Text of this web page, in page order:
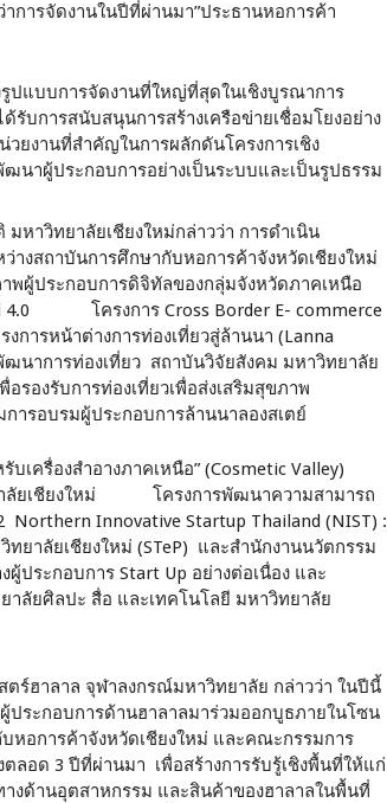
การจัดงานในปีที่ผ่านมา”ประธานหอการค้า
ปแบบการจัดงานที่ใหญ่ที่สุดในเชิงบูรณาการ
บการสนับสนุนการสร้างเครือข่ายเชื่อมโยงอย่าง
ยงานที่สำคัญในการผลักดันโครงการเชิง
นาผู้ประกอบการอย่างเป็นระบบและเป็นรูปธรรม
าวิทยาลัยเชียงใหม่กล่าวว่า การดำเนิน
างสถาบันการศึกษากับหอการค้าจังหวัดเชียงใหม่
พผู้ประกอบการดิจิทัลของกลุ่มจังหวัดภาคเหนือ
4.0 โครงการ Cross Border E- commerce
การหน้าต่างการท่องเที่ยวสู่ล้านนา (Lanna
นาการท่องเที่ยว สถาบันวิจัยสังคม มหาวิทยาลัย
รองรับการท่องเที่ยวเพื่อส่งเสริมสุขภาพ
ารอบรมผู้ประกอบการล้านนาลองสเตย์
ครื่องสำอางภาคเหนือ” (Cosmetic Valley)
ยาลัยเชียงใหม่ โครงการพัฒนาความสามารถ
Innovative Startup Thailand (NIST) :
ยาลัยเชียงใหม่ (STeP) และสำนักงานนวัตกรรม
ประกอบการ Start Up อย่างต่อเนื่อง และ
าลัยศิลปะ สื่อ และเทคโนโลยี มหาวิทยาลัย
ร์ฮาลาล จุฬาลงกรณ์มหาวิทยาลัย กล่าวว่า ในปีนี้
ประกอบการด้านฮาลาลมาร่วมออกบูธภายในโซน
หอการค้าจังหวัดเชียงใหม่ และคณะกรรมการ
ลอด 3 ปีที่ผ่านมา เพื่อสร้างการรับรู้เชิงพื้นที่ให้แก่
งด้านอุตสาหกรรม และสินค้าของฮาลาลในพื้นที่